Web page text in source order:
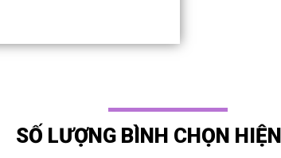
SỐ LƯỢNG BÌNH CHỌN